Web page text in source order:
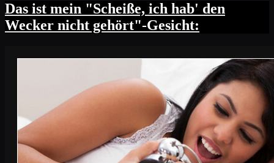
Das ist mein "Scheiße, ich hab' den
Wecker nicht gehört"-Gesicht: